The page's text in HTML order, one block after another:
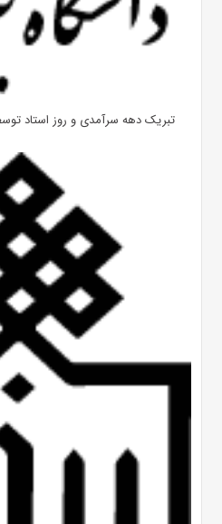
تبریک دهه سرآمدی و روز استاد